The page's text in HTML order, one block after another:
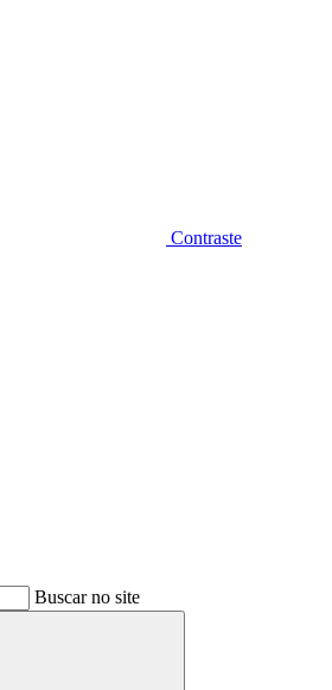
Contraste
Buscar no site